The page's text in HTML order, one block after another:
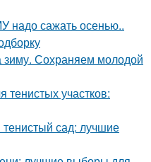
сажать осенью..
зиму. Сохраняем молодой
участков:
сад: лучшие